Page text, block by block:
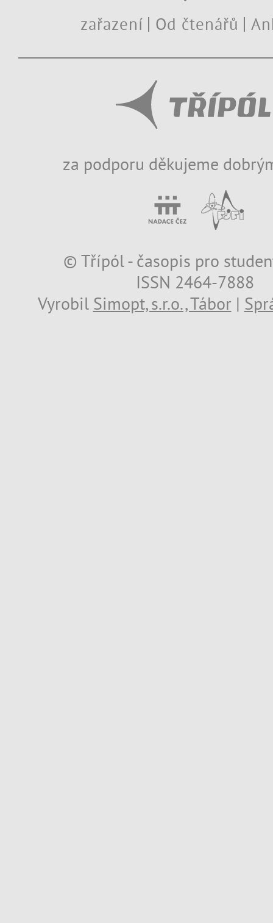
zařazení
Od čtenářů
za podporu děkujeme
© Třípól - časopis pro
ISSN 2464-7888
Vyrobil Simopt, s.r.o., Tábor |